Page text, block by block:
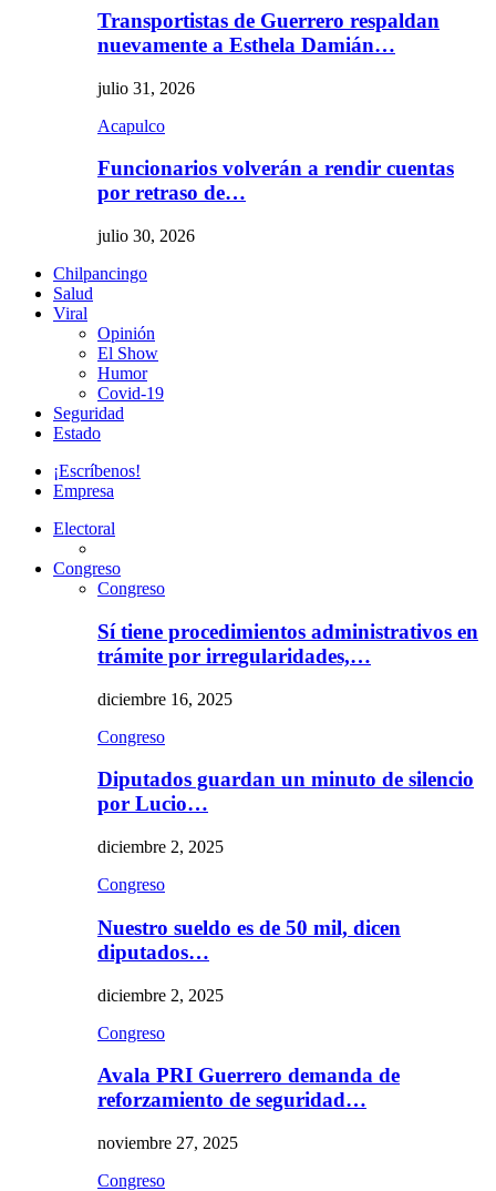
Transportistas de Guerrero respaldan
nuevamente a Esthela Damián…
julio 31, 2026
Acapulco
Funcionarios volverán a rendir cuentas
por retraso de…
julio 30, 2026
Chilpancingo
Salud
Viral
Opinión
El Show
Humor
Covid-19
Seguridad
Estado
¡Escríbenos!
Empresa
Electoral
Congreso
Congreso
Sí tiene procedimientos administrativos en
trámite por irregularidades,…
diciembre 16, 2025
Congreso
Diputados guardan un minuto de silencio
por Lucio…
diciembre 2, 2025
Congreso
Nuestro sueldo es de 50 mil, dicen
diputados…
diciembre 2, 2025
Congreso
Avala PRI Guerrero demanda de
reforzamiento de seguridad…
noviembre 27, 2025
Congreso